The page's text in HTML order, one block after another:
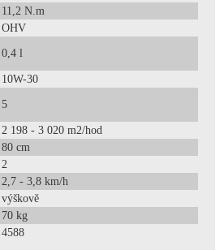
11,2 N.m
OHV
0,4 l
10W-30
5
2 198 - 3 020 m2/hod
80 cm
2
2,7 - 3,8 km/h
výškově
70 kg
4588